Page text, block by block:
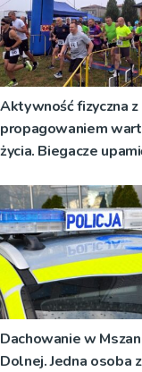
Aktywność fizyczna z
propagowaniem
życia. Biegacze
Dachowanie w
Dolnej. Jedna osoba